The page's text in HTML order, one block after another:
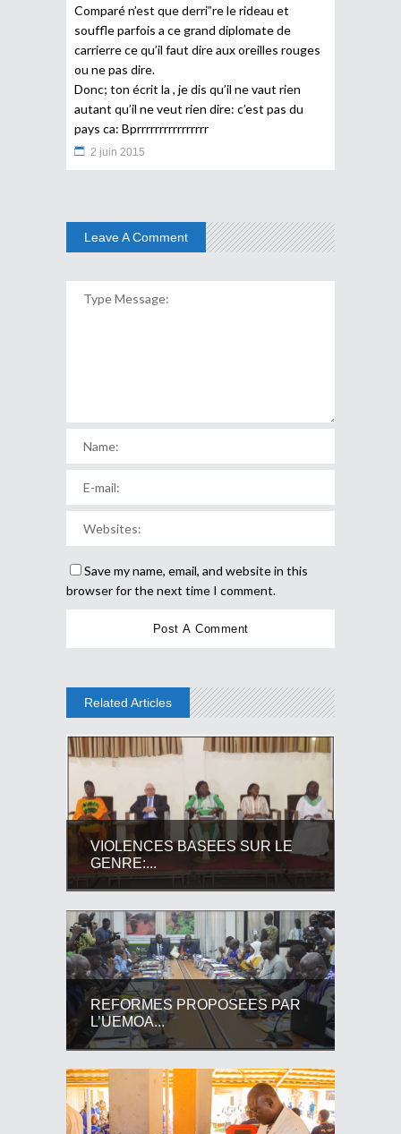
Comparé n’est que derri”re le rideau et
souffle parfois a ce grand diplomate de
carrierre ce qu’il faut dire aux oreilles rouges
ou ne pas dire.
Donc; ton écrit la , je dis qu’il ne vaut rien
autant qu’il ne veut rien dire: c’est pas du
pays ca: Bprrrrrrrrrrrrrrrr
2 juin 2015
Leave A Comment
Save my name, email, and website in this
browser for the next time I comment.
Related Articles
VIOLENCES BASEES SUR LE
GENRE:...
REFORMES PROPOSEES PAR
L’UEMOA...